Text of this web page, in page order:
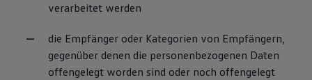
verarbeitet werden
die Empfänger oder Kategorien von Empfängern,
gegenüber denen die personenbezogenen Daten
offengelegt worden sind oder noch offengelegt